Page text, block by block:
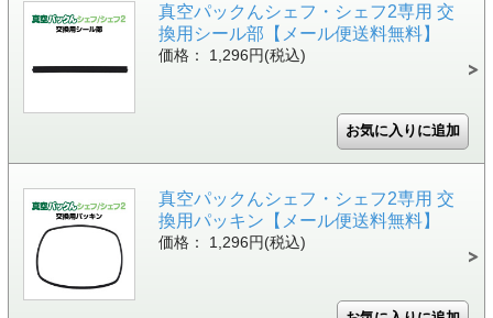
真空パックんシェフ・シェフ2専用 交
換用シール部【メール便送料無料】
価格： 1,296円(税込)
真空パックんシェフ・シェフ2専用 交
換用パッキン【メール便送料無料】
価格： 1,296円(税込)